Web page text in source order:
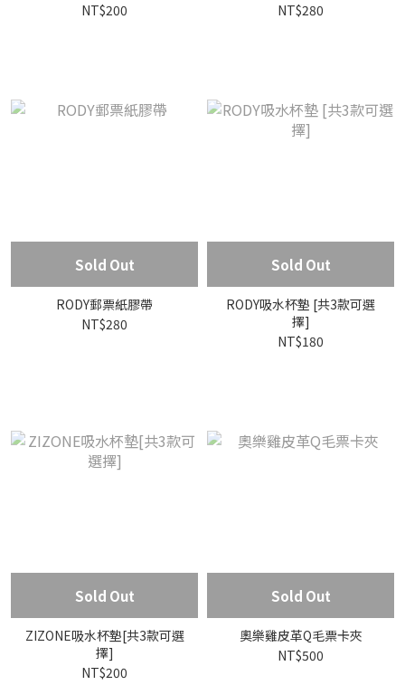
NT$200
NT$280
Sold Out
RODY郵票紙膠帶
NT$280
Sold Out
RODY吸水杯墊 [共3款可選
擇]
NT$180
Sold Out
ZIZONE吸水杯墊[共3款可選
擇]
NT$200
Sold Out
奧樂雞皮革Q毛票卡夾
NT$500